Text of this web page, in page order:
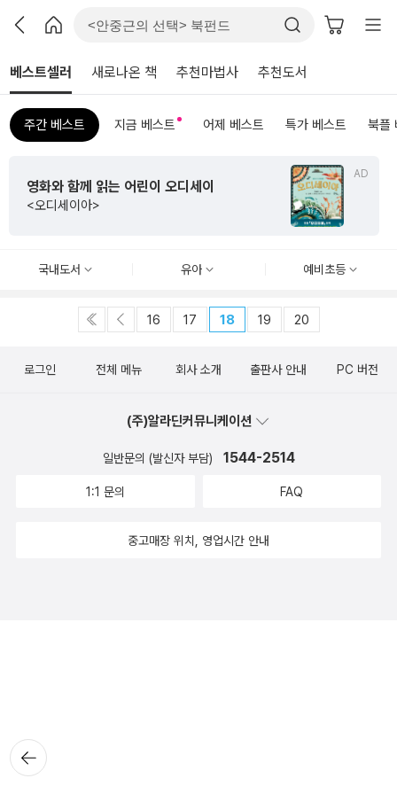
베스트셀러 새로나온 책 추천마법사 추천도서
주간 베스트 지금 베스트 어제 베스트 특가 베스트 북플
AD
영화와 함께 읽는 어린이 오디세이
<오디세이아>
국내도서 유아 예비초등
16 17 18 19 20
뒤로가
기
로그인 전체 메뉴 회사 소개 출판사 안내 PC 버전
(주)알라딘커뮤니케이션
일반문의 (발신자 부담) 1544-2514
1:1 문의 FAQ
중고매장 위치, 영업시간 안내